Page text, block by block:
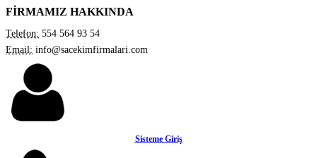
FİRMAMIZ HAKKINDA
Telefon: 554 564 93 54
Email: info@sacekimfirmalari.com
Sisteme Giriş